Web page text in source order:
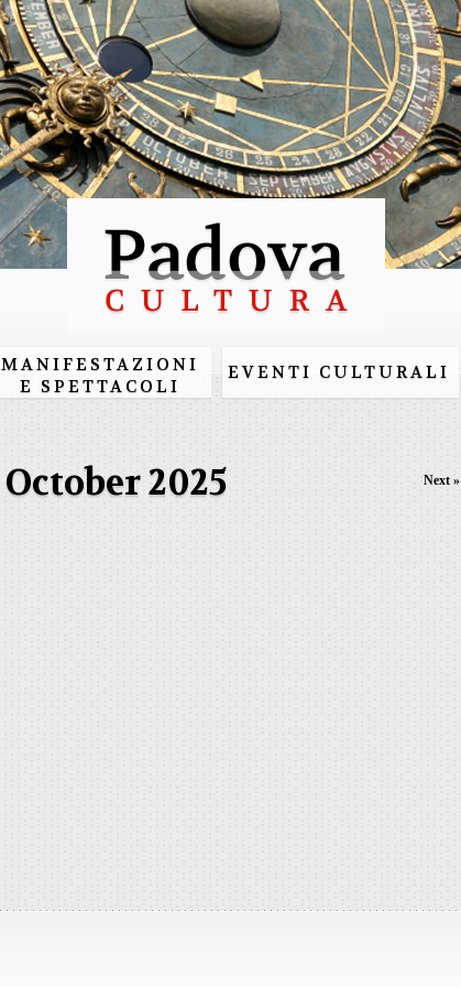
Skip to
main
content
MANIFESTAZIONI
E SPETTACOLI
EVENTI CULTURALI
October 2025 Next »